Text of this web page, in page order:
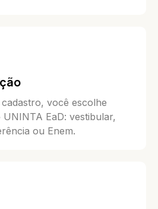
você escolhe
EaD: vestibular,
ou Enem.